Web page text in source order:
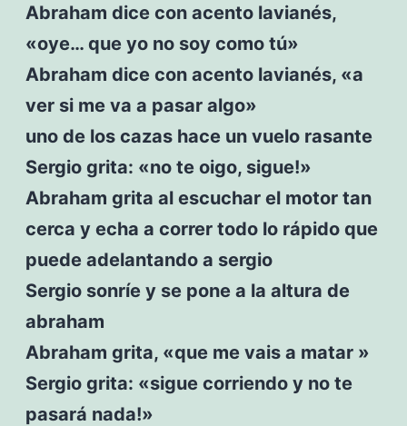
Abraham dice con acento lavianés,
«oye… que yo no soy como tú»
Abraham dice con acento lavianés, «a
ver si me va a pasar algo»
uno de los cazas hace un vuelo rasante
Sergio grita: «no te oigo, sigue!»
Abraham grita al escuchar el motor tan
cerca y echa a correr todo lo rápido que
puede adelantando a sergio
Sergio sonríe y se pone a la altura de
abraham
Abraham grita, «que me vais a matar »
Sergio grita: «sigue corriendo y no te
pasará nada!»